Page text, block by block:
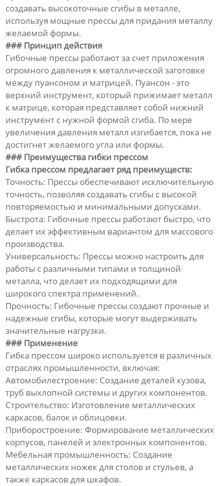
создавать высокоточные сгибы в металле,
используя мощные прессы для придания металлу
желаемой формы.
### Принцип действия
Гибочные прессы работают за счет приложения
огромного давления к металлической заготовке
между пуансоном и матрицей. Пуансон - это
верхний инструмент, который прижимает металл
к матрице, которая представляет собой нижний
инструмент с нужной формой сгиба. По мере
увеличения давления металл изгибается, пока не
достигнет желаемого угла или формы.
### Преимущества гибки прессом
Гибка прессом предлагает ряд преимуществ:
Точность: Прессы обеспечивают исключительную
точность, позволяя создавать сгибы с высокой
повторяемостью и минимальными допусками.
Быстрота: Гибочные прессы работают быстро, что
делает их эффективным вариантом для массового
производства.
Универсальность: Прессы можно настроить для
работы с различными типами и толщиной
металла, что делает их подходящими для
широкого спектра применений.
Прочность: Гибочные прессы создают прочные и
надежные сгибы, которые могут выдерживать
значительные нагрузки.
### Применение
Гибка прессом широко используется в различных
отраслях промышленности, включая:
Автомобилестроение: Создание деталей кузова,
труб выхлопной системы и других компонентов.
Строительство: Изготовление металлических
каркасов, балок и облицовки.
Приборостроение: Формирование металлических
корпусов, панелей и электронных компонентов.
Мебельная промышленность: Создание
металлических ножек для столов и стульев, а
также каркасов для шкафов.